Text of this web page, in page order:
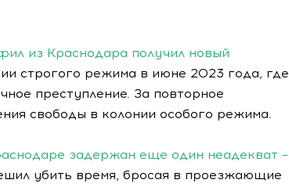
из Краснодара получил новый
строгого режима в июне 2023 года, где
преступление. За повторное
свободы в колонии особого режима.
задержан еще один неадекват –
убить время, бросая в проезжающие